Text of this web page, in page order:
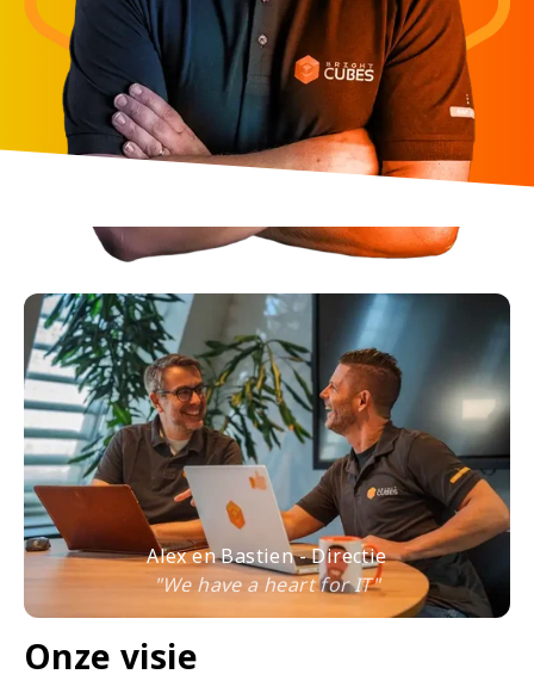
Alex en Bastien - Directie
"We have a heart for IT"
Onze visie